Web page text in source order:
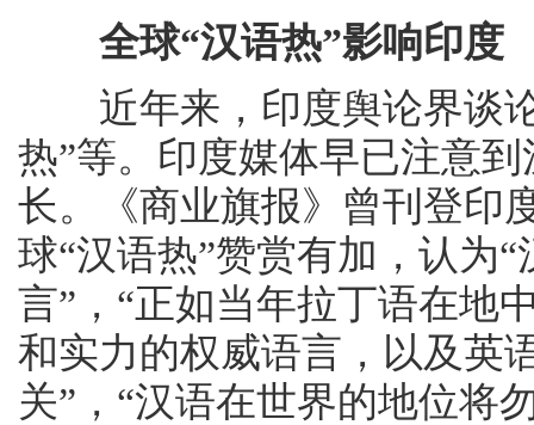
全球“汉语热”影响印度
近年来，印度舆论界谈论
热”等。印度媒体早已注意
长。《商业旗报》曾刊登印
球“汉语热”赞赏有加，认为
言”，“正如当年拉丁语在地
和实力的权威语言，以及英
关”，“汉语在世界的地位将